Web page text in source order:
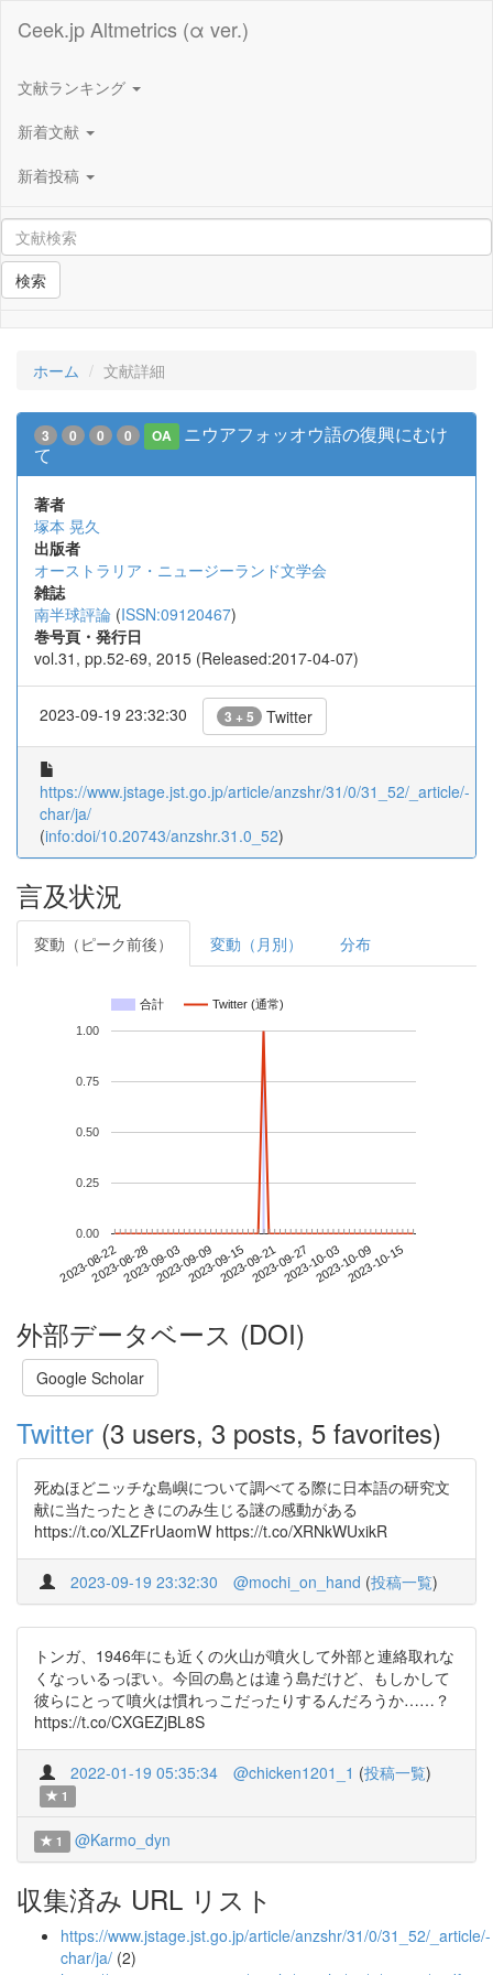
Ceek.jp Altmetrics (α ver.)
文献ランキング
新着文献
新着投稿
検索
ホーム 文献詳細
3 0 0 0 OA
ニウアフォッオウ語の復興にむけ
て
著者
塚本 晃久
出版者
オーストラリア・ニュージーランド文学会
雑誌
南半球評論 (ISSN:09120467)
巻号頁・発行日
vol.31, pp.52-69, 2015 (Released:2017-04-07)
2023-09-19 23:32:30 3 + 5 Twitter
https://www.jstage.jst.go.jp/article/anzshr/31/0/31_52/_article/-
char/ja/
(info:doi/10.20743/anzshr.31.0_52)
言及状況
変動（ピーク前後） 変動（月別） 分布
合計 Twitter (通常)
2023-08-222023-08-282023-09-032023-09-092023-09-152023-09-212023-09-272023-10-032023-10-092023-10-15
0.00
0.25
0.50
0.75
1.00
外部データベース (DOI)
Google Scholar
Twitter (3 users, 3 posts, 5 favorites)
死ぬほどニッチな島嶼について調べてる際に日本語の研究文
献に当たったときにのみ生じる謎の感動がある
https://t.co/XLZFrUaomW https://t.co/XRNkWUxikR
2023-09-19 23:32:30 @mochi_on_hand (投稿一覧)
トンガ、1946年にも近くの火山が噴火して外部と連絡取れな
くなっいるっぽい。今回の島とは違う島だけど、もしかして
彼らにとって噴火は慣れっこだったりするんだろうか……？
https://t.co/CXGEZjBL8S
2022-01-19 05:35:34 @chicken1201_1 (投稿一覧)
1
1 @Karmo_dyn
収集済み URL リスト
https://www.jstage.jst.go.jp/article/anzshr/31/0/31_52/_article/-
char/ja/ (2)